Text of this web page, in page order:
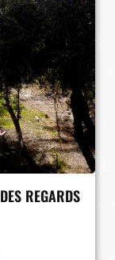
REGARDS